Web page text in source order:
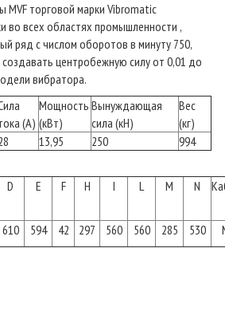
торговой марки Vibromatic
во всех областях промышленности ,
ряд с числом оборотов в минуту 750,
создавать центробежную силу от 0,01 до
вибратора.
(A)
Мощность
(кВт)
Вынуждающая
сила (кН)
Вес
(кг)
13,95 250
994
D E F H I L M N
610 594 42 297 560 560 285 530